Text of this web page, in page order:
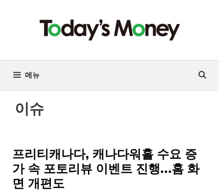
기
메뉴
이슈
프리티캐나다, 캐나다워홀 수요 증
가 속 포토리뷰 이벤트 진행…홈 화
면 개편도